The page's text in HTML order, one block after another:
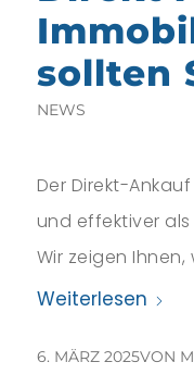
sollten
NEWS
Der Direkt-
und effektiver
Wir zeigen
Weiterlesen
6. MÄRZ 2025VON